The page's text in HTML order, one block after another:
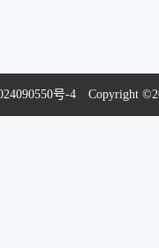
号-4Copyright